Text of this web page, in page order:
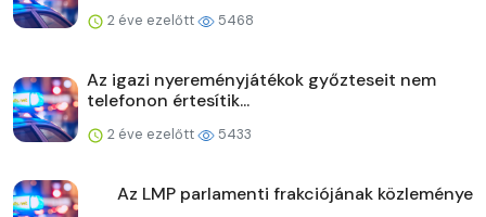
2 éve ezelőtt 5468
Az igazi nyereményjátékok győzteseit nem
telefonon értesítik...
2 éve ezelőtt 5433
Az LMP parlamenti frakciójának közleménye